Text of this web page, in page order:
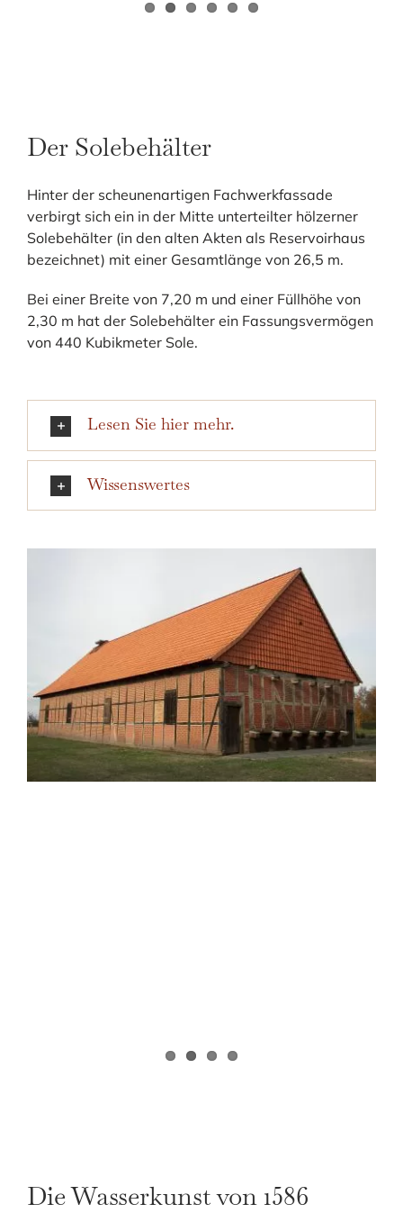
Der Solebehälter
Hinter der scheunenartigen Fachwerkfassade
verbirgt sich ein in der Mitte unterteilter hölzerner
Solebehälter (in den alten Akten als Reservoirhaus
bezeichnet) mit einer Gesamtlänge von 26,5 m.
Bei einer Breite von 7,20 m und einer Füllhöhe von
2,30 m hat der Solebehälter ein Fassungsvermögen
von 440 Kubikmeter Sole.
Lesen Sie hier mehr.
Wissenswertes
Die Wasserkunst von 1586